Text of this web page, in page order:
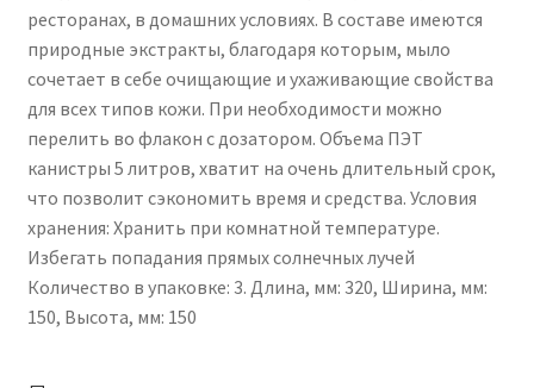
ресторанах, в домашних условиях. В составе имеются
природные экстракты, благодаря которым, мыло
сочетает в себе очищающие и ухаживающие свойства
для всех типов кожи. При необходимости можно
перелить во флакон с дозатором. Объема ПЭТ
канистры 5 литров, хватит на очень длительный срок,
что позволит сэкономить время и средства. Условия
хранения: Хранить при комнатной температуре.
Избегать попадания прямых солнечных лучей
Количество в упаковке: 3. Длина, мм: 320, Ширина, мм:
150, Высота, мм: 150